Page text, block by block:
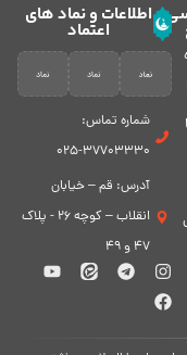
اطلاعات و نماد های
اعتماد
شماره تماس:
37703330-025
آدرس: قم – خیابان
انقلاب – کوچه 26 - پلاک
47 و 49